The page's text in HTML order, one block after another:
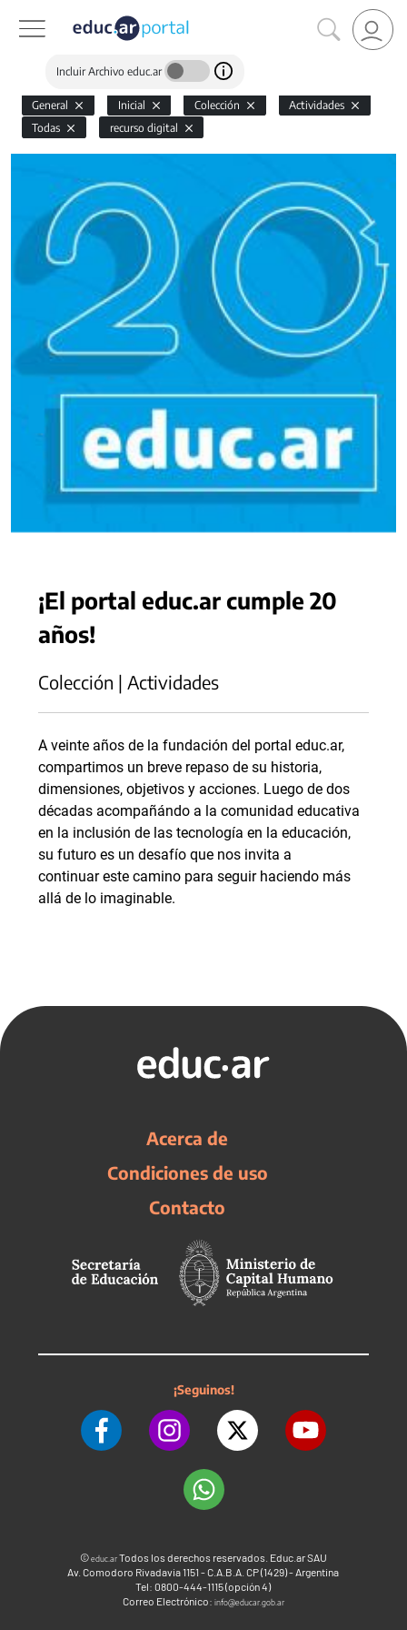
Incluir Archivo educ.ar
General Inicial Colección
Actividades
Todas
recurso digital
¡El portal educ.ar cumple 20
años!
Colección | Actividades
A veinte años de la fundación del portal educ.ar,
compartimos un breve repaso de su historia,
dimensiones, objetivos y acciones. Luego de dos
décadas acompañándo a la comunidad educativa
en la inclusión de las tecnología en la educación,
su futuro es un desafío que nos invita a
continuar este camino para seguir haciendo más
allá de lo imaginable.
Acerca de
Condiciones de uso
Contacto
¡Seguinos!
©educ.arTodos los derechos reservados. Educ.ar SAU
Av. Comodoro Rivadavia 1151 - C.A.B.A. CP (1429) - Argentina
Tel: 0800-444-1115 (opción 4)
Correo Electrónico: info@educar.gob.ar